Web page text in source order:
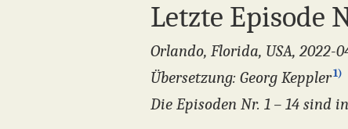
Letzte Episode
Orlando, Florida, USA, 2022-
Übersetzung: Georg Keppler1)
Die Episoden Nr. 1 – 14 sind